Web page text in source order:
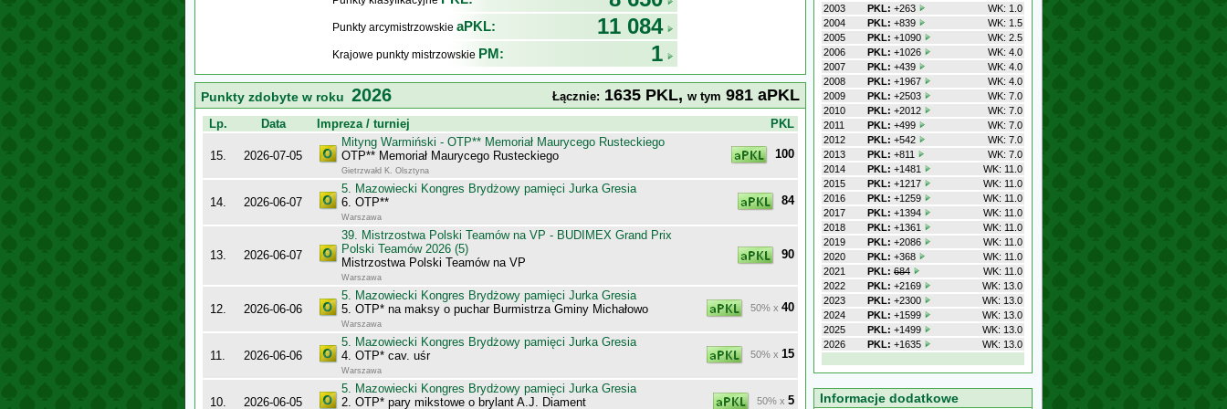
Punkty arcymistrzowskie aPKL: 11 084
Krajowe punkty mistrzowskie PM: 1
Punkty zdobyte w roku 2026 Łącznie: 1635 PKL, w tym 981 aPKL
Lp. Data Impreza / turniej PKL
15. 2026-07-05
Mityng Warmiński - OTP** Memoriał Maurycego Rusteckiego
OTP** Memoriał Maurycego Rusteckiego
Gietrzwałd K. Olsztyna
100
14. 2026-06-07
5. Mazowiecki Kongres Brydżowy pamięci Jurka Gresia
6. OTP**
Warszawa
84
13. 2026-06-07
39. Mistrzostwa Polski Teamów na VP - BUDIMEX Grand Prix
Polski Teamów 2026 (5)
Mistrzostwa Polski Teamów na VP
Warszawa
90
12. 2026-06-06
5. Mazowiecki Kongres Brydżowy pamięci Jurka Gresia
5. OTP* na maksy o puchar Burmistrza Gminy Michałowo
Warszawa
50% x 40
11. 2026-06-06
5. Mazowiecki Kongres Brydżowy pamięci Jurka Gresia
4. OTP* cav. uśr
Warszawa
50% x 15
10. 2026-06-05
5. Mazowiecki Kongres Brydżowy pamięci Jurka Gresia
2. OTP* pary mikstowe o brylant A.J. Diament
50% x 5
2003 PKL: +263
WK: 1.0
2004
PKL: +839
WK: 1.5
2005
PKL: +1090
WK: 2.5
2006
PKL: +1026
WK: 4.0
2007
PKL: +439
WK: 4.0
2008
PKL: +1967
WK: 4.0
2009
PKL: +2503
WK: 7.0
2010
PKL: +2012
WK: 7.0
2011
PKL: +499
WK: 7.0
2012
PKL: +542
WK: 7.0
2013
PKL: +811
WK: 7.0
2014
PKL: +1481
WK: 11.0
2015
PKL: +1217
WK: 11.0
2016
PKL: +1259
WK: 11.0
2017
PKL: +1394
WK: 11.0
2018
PKL: +1361
WK: 11.0
2019
PKL: +2086
WK: 11.0
2020
PKL: +368
WK: 11.0
2021
PKL: 684
WK: 11.0
2022
PKL: +2169
WK: 13.0
2023
PKL: +2300
WK: 13.0
2024
PKL: +1599
WK: 13.0
2025
PKL: +1499
WK: 13.0
2026
PKL: +1635 WK: 13.0
Informacje dodatkowe